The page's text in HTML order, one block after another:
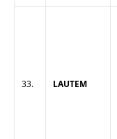
33. LAUTEM